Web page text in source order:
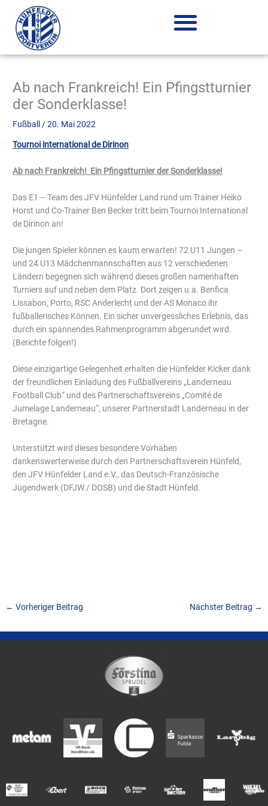
Inhalt
springen
Ab nach Frankreich! Ein Pfingstturnier
der Sonderklasse!
Fußball /20. Mai 2022
Tournoi international de Dirinon
Ab nach Frankreich! Ein Pfingstturnier der Sonderklasse!
Das E1 – Team des JFV Hünfelder Land rund um Trainer Heiko
Horst und Co-Trainer Ben Becker tritt beim Tournoi International
de Dirinon an!
Die jungen Spieler können es kaum erwarten! 72 U11 Jungen –
und 24 U13 Mädchenmannschaften aus 12 verschiedenen
Ländern begegnen sich während dieses großen namenhaften
Turniers auf und neben dem Platz. Dort zeigen u.a. Benfica
Lissabon, Porto, RSC Anderlecht und der AS Monaco ihr
fußballerisches Können. Ein sicher unvergessliches Erlebnis, das
durch ein spannendes Rahmenprogramm abgerundet wird.
(Berichte folgen!)
Diese einzigartige Gelegenheit erhalten die Hünfelder Kicker dank
der freundlichen Einladung des Fußballvereins „Landerneau
Football Club“ und des Partnerschaftsvereins „Comité de
Jumelage Landerneau“, unserer Partnerstadt Landerneau in der
Bretagne.
Unterstützt wird dieses besondere Vorhaben
dankenswerterweise durch den Partnerschaftsverein Hünfeld,
den JFV Hünfelder Land e.V., das Deutsch-Französische
Jugendwerk (DFJW / DOSB) und die Stadt Hünfeld.
← Vorheriger Beitrag Nächster Beitrag →